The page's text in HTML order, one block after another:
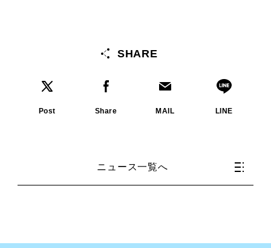
SHARE
Post Share MAIL LINE
ニュース一覧へ